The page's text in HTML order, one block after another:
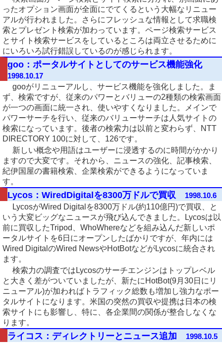
ったオプション画面が全面にでてくるという大幅なリニュー
アルが行われました。さらにフレッシュな情報として求職検
索とプレゼント検索が加わっています。ページ検索サービス
とサイト検索サービスをしているところは両立させるために
にいろいろ試行錯誤しているのが感じられます。
goo：ポータルサイトとしてのサービス機能強化
1998.10.17
gooがリニューアルし、サービス機能を強化しました。ま
ず、検索ですが、従来のパワーとバリューの2種類の検索画面
が一つの画面に統一され、使いやすくなりました。メインで
パワーサーチを行い、従来のバリューサーチは人気サイトの
検索になっています。後者の検索力は以前と変わらず、NTT
DIRECTORY 100に対して、126です。
新しい概念や用語はユーザーに浸透するのに時間がかかり
ますので大変です。それから、ニュースの強化、記事検索、
紀伊国屋の書籍検索、企業検索ができるようになっていま
す。
Lycos：WiredDigitalを8300万ドルで買収
1998.10.6
LycosがWired Digitalを8300万ドル(約110億円)で買収、と
いう大変ビッグなニュースが飛び込んできました。Lycosは以
前に買収したTripod、WhoWhereなどを組み込んだ新しいポ
ータルサイトを6日にオープンしたばかりですが、年内には
Wired DigitalのWired NewsやHotBotなどがLycosに統合され
ます。
検索力の調査ではLycosのサーチエンジンはトップレベル
と大きく差がついていましたが、新たにHotBot(9月30日にリ
ニューアル)が加わればトラフィック総数も増加し強力なポー
タルサイトになります。米国の突然の買収や提携は日本の検
索サイトにも影響し、特に、各企業間の関係が整合しなくな
ります。
ライコス：ディレクトリーとニュース追加
1998.10.5